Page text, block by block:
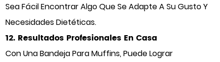
Sea Fácil Encontrar Algo Que Se Adapte A Su Gusto Y
Necesidades Dietéticas.
12. Resultados Profesionales En Casa
Con Una Bandeja Para Muffins, Puede Lograr